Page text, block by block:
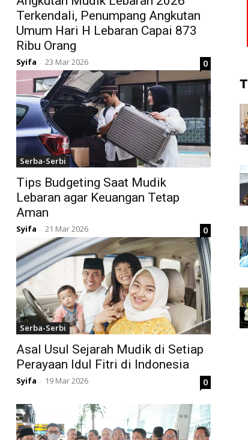
Terkendali, Penumpang Angkutan
Umum Hari H Lebaran Capai 873
Ribu Orang
Syifa - 23 Mar 2026 0
Serba-Serbi
Tips Budgeting Saat Mudik
Lebaran agar Keuangan Tetap
Aman
Syifa - 21 Mar 2026 0
Serba-Serbi
Asal Usul Sejarah Mudik di Setiap
Perayaan Idul Fitri di Indonesia
Syifa - 19 Mar 2026 0